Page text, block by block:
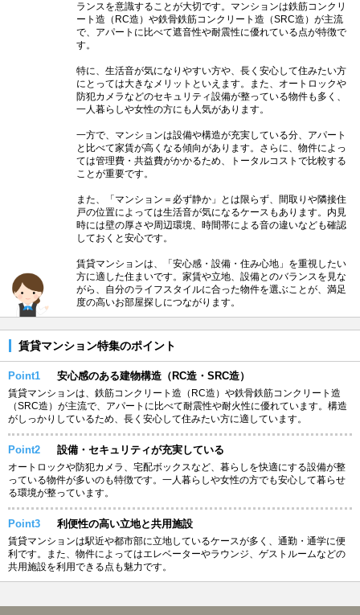
ランスを意識することが大切です。マンションは鉄筋コンクリ
ート造（RC造）や鉄骨鉄筋コンクリート造（SRC造）が主流
で、アパートに比べて遮音性や耐震性に優れている点が特徴で
す。
特に、生活音が気になりやすい方や、長く安心して住みたい方
にとっては大きなメリットといえます。また、オートロックや
防犯カメラなどのセキュリティ設備が整っている物件も多く、
一人暮らしや女性の方にも人気があります。
一方で、マンションは設備や構造が充実している分、アパート
と比べて家賃が高くなる傾向があります。さらに、物件によっ
ては管理費・共益費がかかるため、トータルコストで比較する
ことが重要です。
また、「マンション＝必ず静か」とは限らず、間取りや隣接住
戸の位置によっては生活音が気になるケースもあります。内見
時には壁の厚さや周辺環境、時間帯による音の違いなども確認
しておくと安心です。
賃貸マンションは、「安心感・設備・住み心地」を重視したい
方に適した住まいです。家賃や立地、設備とのバランスを見な
がら、自分のライフスタイルに合った物件を選ぶことが、満足
度の高いお部屋探しにつながります。
賃貸マンション特集のポイント
Point1 安心感のある建物構造（RC造・SRC造）
賃貸マンションは、鉄筋コンクリート造（RC造）や鉄骨鉄筋コンクリート造
（SRC造）が主流で、アパートに比べて耐震性や耐火性に優れています。構造
がしっかりしているため、長く安心して住みたい方に適しています。
Point2 設備・セキュリティが充実している
オートロックや防犯カメラ、宅配ボックスなど、暮らしを快適にする設備が整
っている物件が多いのも特徴です。一人暮らしや女性の方でも安心して暮らせ
る環境が整っています。
Point3 利便性の高い立地と共用施設
賃貸マンションは駅近や都市部に立地しているケースが多く、通勤・通学に便
利です。また、物件によってはエレベーターやラウンジ、ゲストルームなどの
共用施設を利用できる点も魅力です。